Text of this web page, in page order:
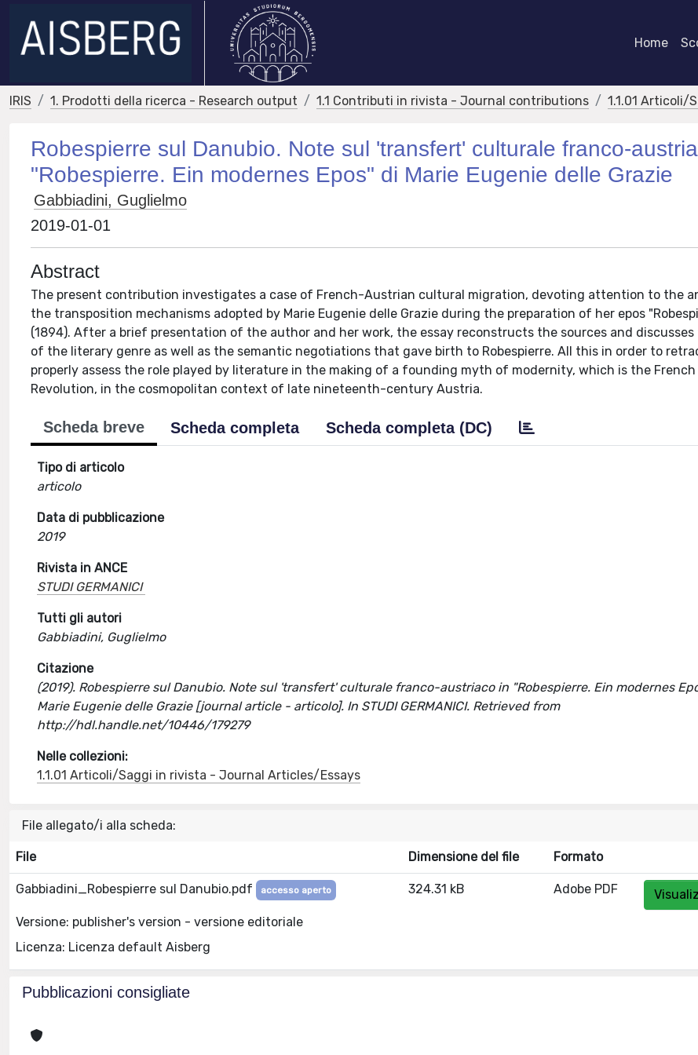
Home
IRIS 1. Prodotti della ricerca - Research output 1.1 Contributi in rivista - Journal contributions 1.1.01 Articoli/
Robespierre sul Danubio. Note sul 'transfert' culturale franco-
"Robespierre. Ein modernes Epos" di Marie Eugenie delle Grazie
Gabbiadini, Guglielmo
2019-01-01
Abstract
The present contribution investigates a case of French-Austrian cultural migration, devoting attention to the
the transposition mechanisms adopted by Marie Eugenie delle Grazie during the preparation of her epos
(1894). After a brief presentation of the author and her work, the essay reconstructs the sources and
of the literary genre as well as the semantic negotiations that gave birth to Robespierre. All this in order to
properly assess the role played by literature in the making of a founding myth of modernity, which is the French
Revolution, in the cosmopolitan context of late nineteenth-century Austria.
Scheda breve Scheda completa Scheda completa (DC)
Tipo di articolo
articolo
Data di pubblicazione
2019
Rivista in ANCE
STUDI GERMANICI
Tutti gli autori
Gabbiadini, Guglielmo
Citazione
(2019). Robespierre sul Danubio. Note sul 'transfert' culturale franco-austriaco in "Robespierre. Ein modernes
Marie Eugenie delle Grazie [journal article - articolo]. In STUDI GERMANICI. Retrieved from
http://hdl.handle.net/10446/179279
Nelle collezioni:
1.1.01 Articoli/Saggi in rivista - Journal Articles/Essays
File allegato/i alla scheda:
File Dimensione del file Formato
Gabbiadini_Robespierre sul Danubio.pdf accesso aperto
Versione: publisher's version - versione editoriale
Licenza: Licenza default Aisberg
324.31 kB Adobe PDF
Pubblicazioni consigliate